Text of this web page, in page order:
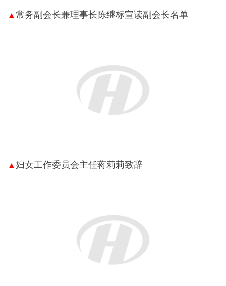
▲ 常务副会长兼理事长陈继标宣读副会长名单
▲ 妇女工作委员会主任蒋莉莉致辞